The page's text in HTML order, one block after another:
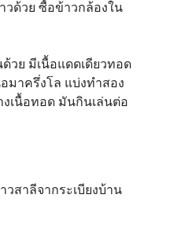
ด้วย ซื้อข้าวกล้องใน
วย มีเนื้อแดดเดียวทอด
มาครึ่งโล แบ่งทำสอง
เนื้อทอด มันกินเล่นต่อ
สาลีจากระเบียงบ้าน